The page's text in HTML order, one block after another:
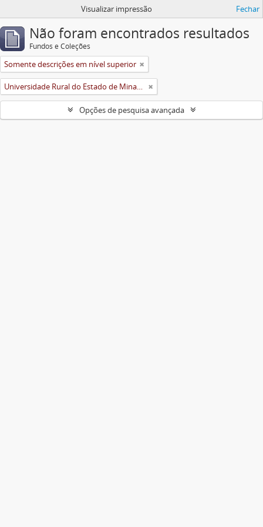
Visualizar impressão Fechar
Não foram encontrados resultados
Fundos e Coleções
Somente descrições em nível superior
Universidade Rural do Estado de Minas Gerais (Uremg)
Opções de pesquisa avançada